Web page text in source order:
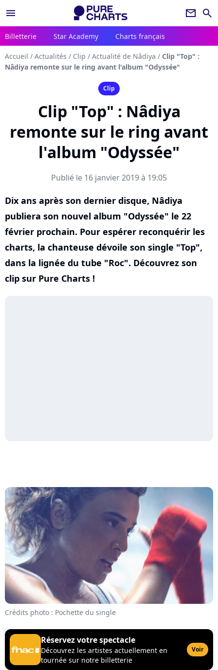
menu newsletter search
Billetterie Star Academy Charts français
Accueil / Actualités / Clip / Actualité de Nâdiya / Clip "Top" :
Nâdiya remonte sur le ring avant l'album "Odyssée"
Clip
Clip "Top" : Nâdiya
remonte sur le ring avant
l'album "Odyssée"
Publié le 16 janvier 2019 à 19:05
Dix ans après son dernier disque, Nâdiya
publiera son nouvel album "Odyssée" le 22
février prochain. Pour espérer reconquérir les
charts, la chanteuse dévoile son single "Top",
dans la lignée du tube "Roc". Découvrez son
clip sur Pure Charts !
Crédits photo : Pochette du single
Réservez votre spectacle
Découvrez les artistes actuellement en
tournée sur notre billetterie
Voir